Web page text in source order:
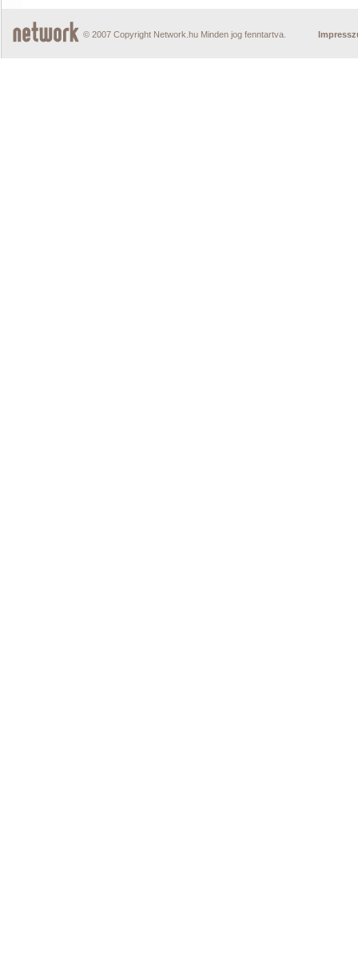
© 2007 Copyright Network.hu Minden jog fenntartva.